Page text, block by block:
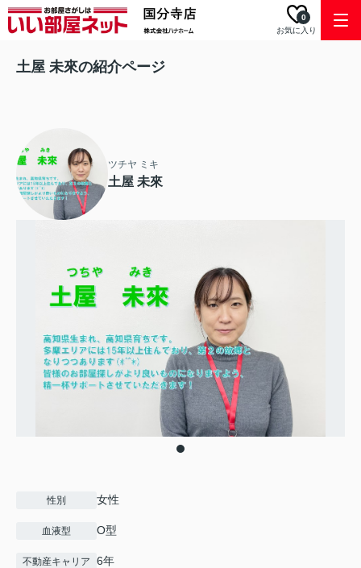
お気に入り
0
土屋 未來の紹介ページ
ツチヤ ミキ
土屋 未來
性別 女性
血液型 O型
不動産キャリア 6年